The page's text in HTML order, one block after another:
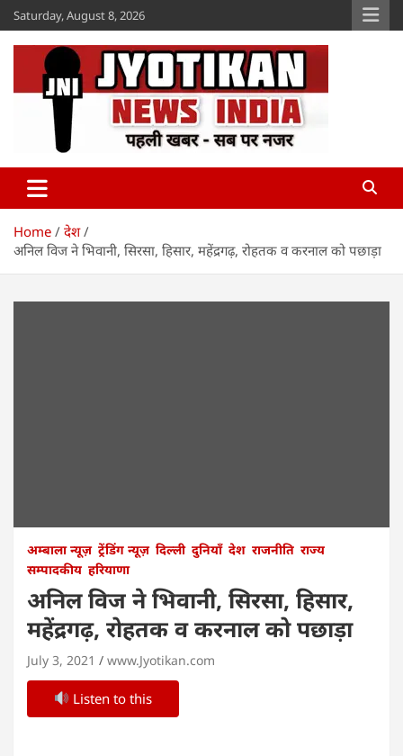
Skip
to
content
Saturday, August 8, 2026
Jyotikan
Home
देश
अनिल विज ने भिवानी, सिरसा, हिसार, महेंद्रगढ़, रोहतक व करनाल को पछाड़ा
अम्बाला न्यूज़ ट्रेंडिंग न्यूज़ दिल्ली दुनियाँ देश राजनीति राज्य
सम्पादकीय हरियाणा
अनिल विज ने भिवानी, सिरसा, हिसार,
महेंद्रगढ़, रोहतक व करनाल को पछाड़ा
July 3, 2021 www.Jyotikan.com
Listen to this